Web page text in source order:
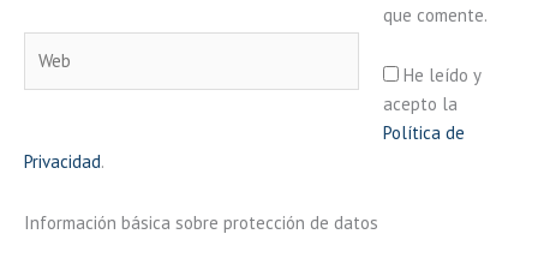
que comente.
He leído y
acepto la
Política de
Privacidad.
Información básica sobre protección de datos